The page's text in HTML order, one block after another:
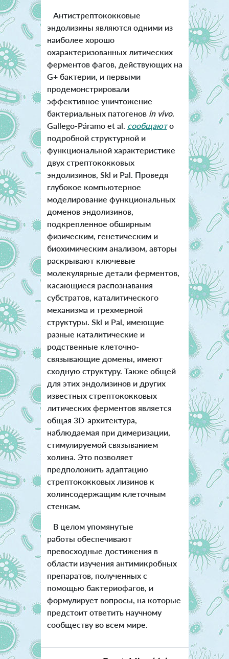
Антистрептококковые
эндолизины являются одними из
наиболее хорошо
охарактеризованных литических
ферментов фагов, действующих на
G+ бактерии, и первыми
продемонстрировали
эффективное уничтожение
бактериальных патогенов in vivo.
Gallego-Páramo et al. сообщаюто
подробной структурной и
функциональной характеристике
двух стрептококковых
эндолизинов, Skl и Pal. Проведя
глубокое компьютерное
моделирование функциональных
доменов эндолизинов,
подкрепленное обширным
физическим, генетическим и
биохимическим анализом, авторы
раскрывают ключевые
молекулярные детали ферментов,
касающиеся распознавания
субстратов, каталитического
механизма и трехмерной
структуры. Skl и Pal, имеющие
разные каталитические и
родственные клеточно-
связывающие домены, имеют
сходную структуру. Также общей
для этих эндолизинов и других
известных стрептококковых
литических ферментов является
общая 3D-архитектура,
наблюдаемая при димеризации,
стимулируемой связыванием
холина. Это позволяет
предположить адаптацию
стрептококковых лизинов к
холинсодержащим клеточным
стенкам.
В целом упомянутые
работы обеспечивают
превосходные достижения в
области изучения антимикробных
препаратов, полученных с
помощью бактериофагов, и
формулирует вопросы, на которые
предстоит ответить научному
сообществу во всем мире.